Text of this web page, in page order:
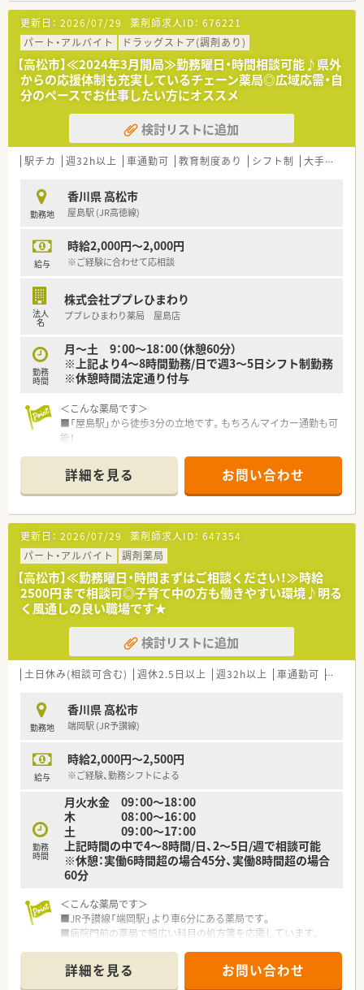
【募集背景と求める人物像について】
■体制強化に伴う欠員補充の募集であり、経験の有無を問わず意
欲的な方を歓迎しています。
■将来的な管理薬剤師候補や、地域医療に貢献したいと考える方
を求めている職場環境です。
■繁忙期の手当や高年収の相談も可能であり、しっかりと稼ぎた
い方にも最適といえる求人です。
【勤務実態について】
■薬歴入力は自宅への持ち帰りが可能で、その時間分もしっかり
と残業代が支給される珍しい厚遇です。
ど、労働管理が適正に行われています
■店舗の2階には休憩室やミーティングスペースがあり、オンオ
フを切り替えて休憩を取ることができます。
【こんな方が活躍中】
■経験の浅い若手からベテランまで、幅広い年代の薬剤師がそれ
背景を持つ方が在籍している職場です。
■正社員と派遣スタッフが協力し合う体制があり、チームワーク
更新日： 2026/07/29 薬剤師求人ID： 676221
パート・アルバイト
ドラッグストア(調剤あり)
【高松市】≪2024年3月開局≫勤務曜日・時間相談可能♪県外
からの応援体制も充実しているチェーン薬局◎広域応需・自
分のペースでお仕事したい方にオススメ
検討リストに追加
駅チカ 週32h以上 車通勤可 教育制度あり シフト制 大手チェーン以外
勤務地
香川県 高松市
屋島駅 (JR高徳線)
給与
時給2,000円～2,000円
※ご経験に合わせて応相談
法人
名
株式会社ププレひまわり
ププレひまわり薬局 屋島店
勤務
時間
月～土 9：00～18：00（休憩60分）
※上記より4～8時間勤務/日で週3～5日シフト制勤務
※休憩時間法定通り付与
＜こんな薬局です＞
■「屋島駅」から徒歩3分の立地です。もちろんマイカー通勤も可
能！
■門前はなく広域より応需予定の為自分のペースでお仕事がで
きます。
＜設備も充実＞
■電子薬歴や監査システムを完備しています。
＜業務内容＞
■処方箋による調剤業務、服薬指導、薬剤情報の提供など
■広域の処方箋を応需しています。
＜研修制度＞
■『どこの薬局でも通用する』薬剤師の育成・教育を行っていま
■メンター制度を取り入れ、ひとりひとりの
成長度合いに合わせた教育を心がけています。
＜法人特徴＞
■地域に根差したドラッグストア・調剤薬局・
ドラッグストア併設型調剤薬局を展開している法人です。
調剤薬局（併設店）は新店予定も含めて15店舗となります。
今後広島県を中心に調剤併設店を増やしていく方針の法人と
■「地域の健康増進に貢献する」をテーマとして運営を行ってお
ります。
そのため、街の身近な医療人を目指し、患者様に興味をもって
関われる薬剤師を求めております。
薬剤師一人一人が患者様に薬のご提案や服薬指導後のフォロ
ーを行うなど
■薬剤師は調剤併設店の対応がメインとなります。
そのため、勤務時間帯も調剤薬局の開局時間での勤務となりま
す。
併設店でのご勤務の場合はOTCに関しても身近に学ぶ環境が
ございますので
幅広い知識と経験を蓄積する事が可能となります。
詳細を見る お問い合わせ
更新日： 2026/07/29 薬剤師求人ID： 647354
パート・アルバイト
調剤薬局
【高松市】≪勤務曜日・時間まずはご相談ください！≫時給
2500円まで相談可◎子育て中の方も働きやすい環境♪明る
く風通しの良い職場です★
検討リストに追加
土日休み(相談可含む) 週休2.5日以上 週32h以上 車通勤可 高時
勤務地
香川県 高松市
端岡駅 (JR予讃線)
給与
時給2,000円～2,500円
※ご経験、勤務シフトによる
勤務
時間
月火水金 09：00～18：00
木 08：00～16：00
土 09：00～17：00
上記時間の中で4～8時間/日、2～5日/週で相談可能
※休憩：実働6時間超の場合45分、実働8時間超の場合
60分
＜こんな薬局です＞
■JR予讃線「端岡駅」より車6分にある薬局です。
■病院門前の薬局で幅広い科目の処方箋を応需しています。
＜業務内容＞
詳細を見る お問い合わせ